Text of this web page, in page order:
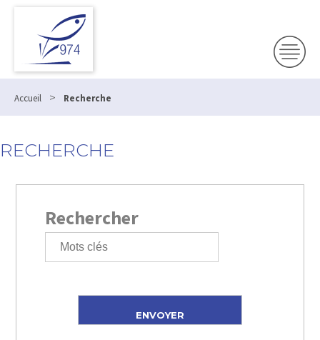
Accueil > Recherche
RECHERCHE
Rechercher